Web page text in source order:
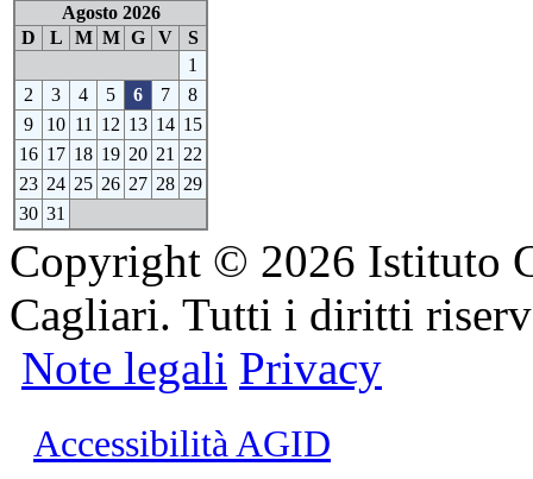
Agosto 2026
D
L M M G V
S
1
2
3 4 5 6 7
8
9
10 11 12 13 14 15
16 17 18 19 20 21
22
23 24 25 26 27 28 29
30 31
Copyright © 2026 Istituto
Cagliari. Tutti i diritti
Note legali Privacy
Accessibilità AGID